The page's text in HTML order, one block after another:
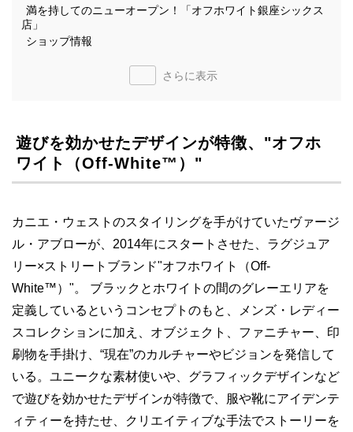
満を持してのニューオープン！「オフホワイト銀座シックス
店」
ショップ情報
さらに表示
遊びを効かせたデザインが特徴、"オフホ
ワイト（Off-White™）"
カニエ・ウェストのスタイリングを手がけていたヴァージ
ル・アブローが、2014年にスタートさせた、ラグジュア
リー×ストリートブランド"オフホワイト（Off-
White™）"。 ブラックとホワイトの間のグレーエリアを
定義しているというコンセプトのもと、メンズ・レディー
スコレクションに加え、オブジェクト、ファニチャー、印
刷物を手掛け、“現在”のカルチャーやビジョンを発信して
いる。ユニークな素材使いや、グラフィックデザインなど
で遊びを効かせたデザインが特徴で、服や靴にアイデンテ
ィティーを持たせ、クリエイティブな手法でストーリーを